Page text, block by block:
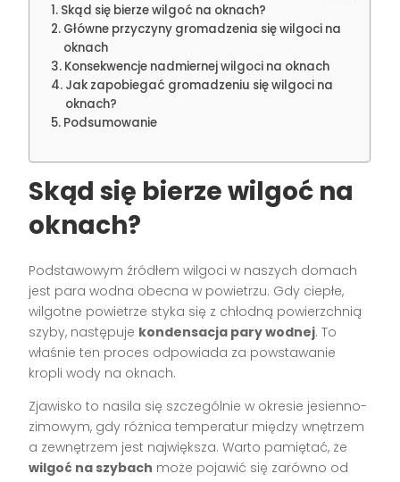
Skąd się bierze wilgoć na oknach?
Główne przyczyny gromadzenia się wilgoci na
oknach
Konsekwencje nadmiernej wilgoci na oknach
Jak zapobiegać gromadzeniu się wilgoci na
oknach?
Podsumowanie
Skąd się bierze wilgoć na
oknach?
Podstawowym źródłem wilgoci w naszych domach
jest para wodna obecna w powietrzu. Gdy ciepłe,
wilgotne powietrze styka się z chłodną powierzchnią
szyby, następuje kondensacja pary wodnej. To
właśnie ten proces odpowiada za powstawanie
kropli wody na oknach.
Zjawisko to nasila się szczególnie w okresie jesienno-
zimowym, gdy różnica temperatur między wnętrzem
a zewnętrzem jest największa. Warto pamiętać, że
wilgoć na szybach może pojawić się zarówno od